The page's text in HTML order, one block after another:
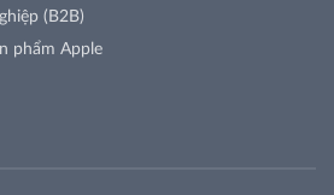
(B2B)
phẩm Apple